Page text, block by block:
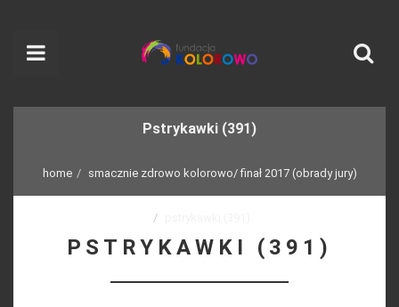
Pstrykawki (391)
home smacznie zdrowo kolorowo/ finał 2017 (obrady jury)
PSTRYKAWKI (391)